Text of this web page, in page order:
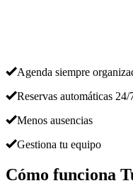
Agenda siempre
Reservas automáticas 24/
Menos ausencias
Gestiona tu equipo
Cómo funciona